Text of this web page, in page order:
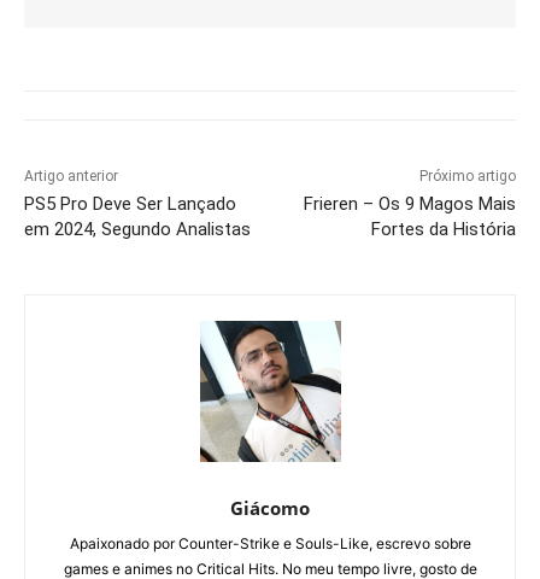
Artigo anterior
PS5 Pro Deve Ser Lançado
em 2024, Segundo Analistas
Próximo artigo
Frieren – Os 9 Magos Mais
Fortes da História
Giácomo
Apaixonado por Counter-Strike e Souls-Like, escrevo sobre
games e animes no Critical Hits. No meu tempo livre, gosto de